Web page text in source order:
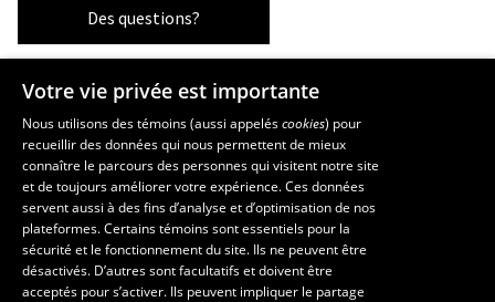
Des questions?
Les écoles et la recherche
École supérieure d’aménagement du territoire et de développement
régional
École d’architecture
École d’art
École de design
Centre de recherche en aménagement et développement
Votre vie privée est importante
Nous utilisons des témoins (aussi appeléscookies) pour
recueillir des données qui nous permettent de mieux
connaître le parcours des personnes qui visitent notre site
et de toujours améliorer votre expérience. Ces données
servent aussi à des fins d’analyse et d’optimisation de nos
plateformes. Certains témoins sont essentiels pour la
sécurité et le fonctionnement du site. Ils ne peuvent être
désactivés. D’autres sont facultatifs et doivent être
acceptés pour s’activer. Ils peuvent impliquer le partage